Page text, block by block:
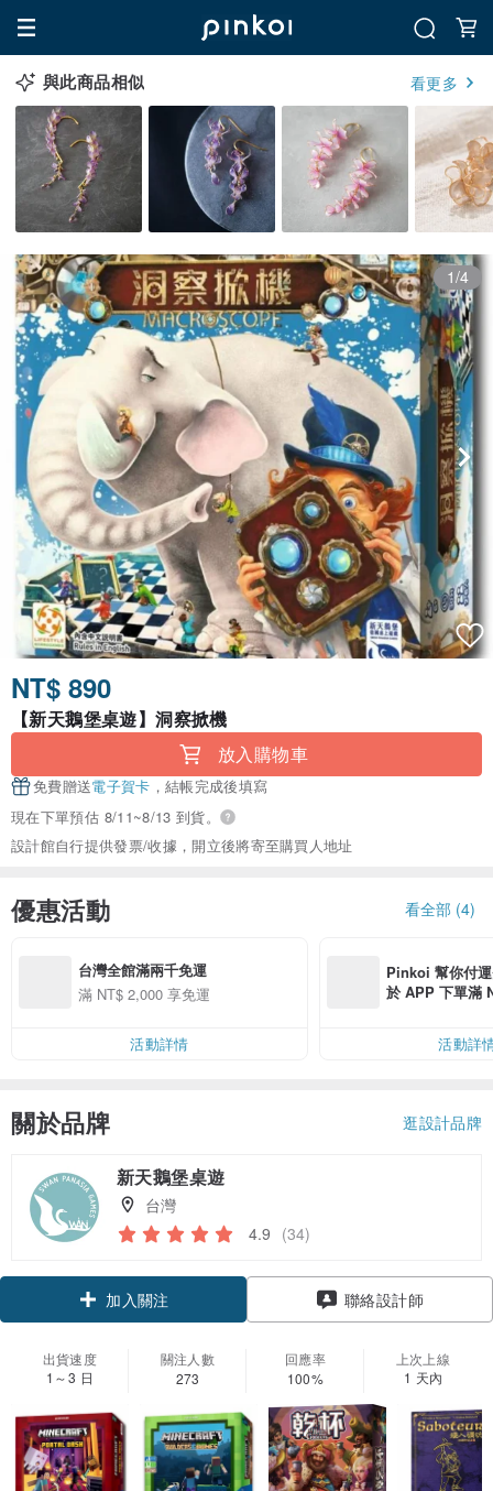
與此商品相似 看更多
1/4
NT$ 890
【新天鵝堡桌遊】洞察掀機
放入購物車
免費贈送電子賀卡 ，結帳完成後填寫
現在下單預估 8/11~8/13 到貨。
設計館自行提供發票/收據，開立後將寄至購買人地址
優惠活動 看全部 (4)
台灣全館滿兩千免運
滿 NT$ 2,000 享免運
活動詳情
Pinkoi 幫你付
於 APP 下單滿
活動詳
關於品牌 逛設計品牌
新天鵝堡桌遊
台灣
4.9 (34)
加入關注 聯絡設計師
出貨速度
1～3 日
關注人數
273
回應率
100%
上次上線
1 天內